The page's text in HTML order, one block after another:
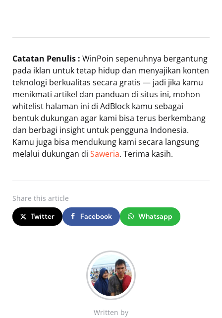
Catatan Penulis : WinPoin sepenuhnya bergantung
pada iklan untuk tetap hidup dan menyajikan konten
teknologi berkualitas secara gratis — jadi jika kamu
menikmati artikel dan panduan di situs ini, mohon
whitelist halaman ini di AdBlock kamu sebagai
bentuk dukungan agar kami bisa terus berkembang
dan berbagi insight untuk pengguna Indonesia.
Kamu juga bisa mendukung kami secara langsung
melalui dukungan di Saweria. Terima kasih.
Share this article
Twitter Facebook Whatsapp
Written by